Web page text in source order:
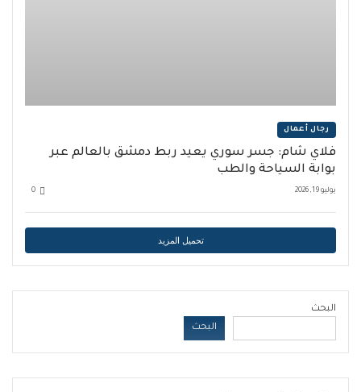
رجال أعمال
فلاي شام: جسر سوري يعيد ربط دمشق بالعالم عبر
بوابة السياحة والطب
يوليو 19, 2026 0
تحميل المزيد
البحث
البحث